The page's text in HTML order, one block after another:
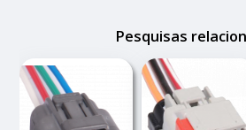
Pesquisas